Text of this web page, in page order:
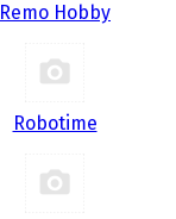
Remo Hobby
Robotime